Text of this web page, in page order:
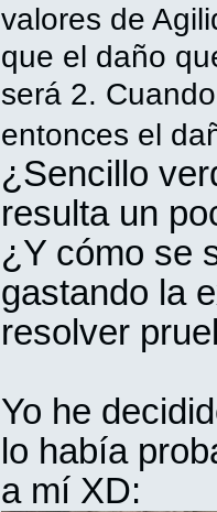
valores de
que el daño
será 2.
entonces el
¿Sencillo
resulta un
¿Y cómo se
gastando la
resolver
Yo he
lo había
a mí XD: